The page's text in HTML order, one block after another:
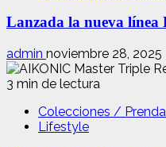
Lanzada la nueva línea
admin noviembre 28, 2025
3 min de lectura
Colecciones /
Lifestyle